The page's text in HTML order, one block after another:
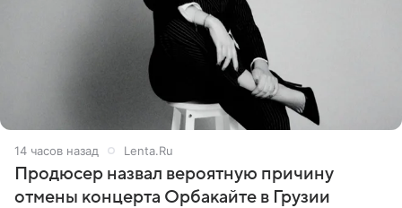
14 часов назад Lenta.Ru
Продюсер назвал вероятную причину
отмены концерта Орбакайте в Грузии